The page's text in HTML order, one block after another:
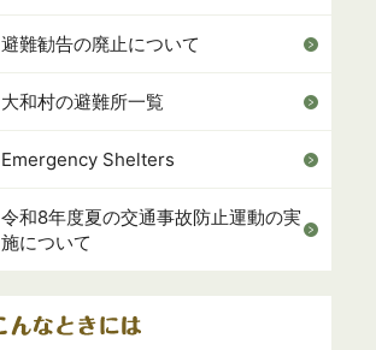
避難勧告の廃止について
大和村の避難所一覧
Emergency Shelters
令和8年度夏の交通事故防止運動の実
施について